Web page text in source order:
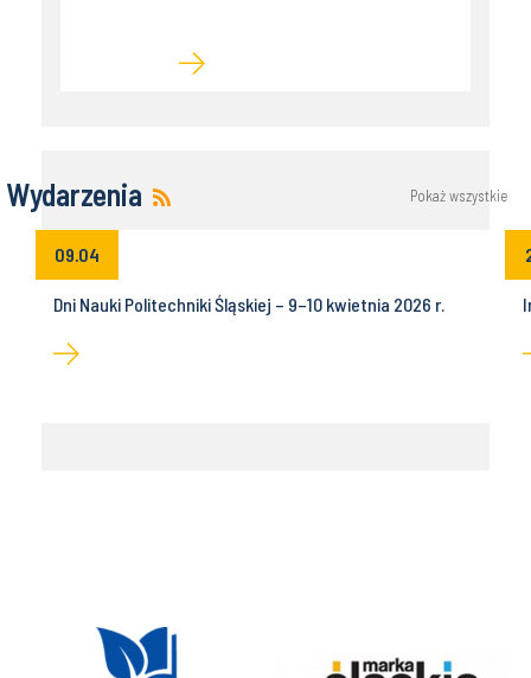
Wydarzenia Pokaż wszystkie
09.04
Dni Nauki Politechniki Śląskiej – 9–10 kwietnia 2026 r.